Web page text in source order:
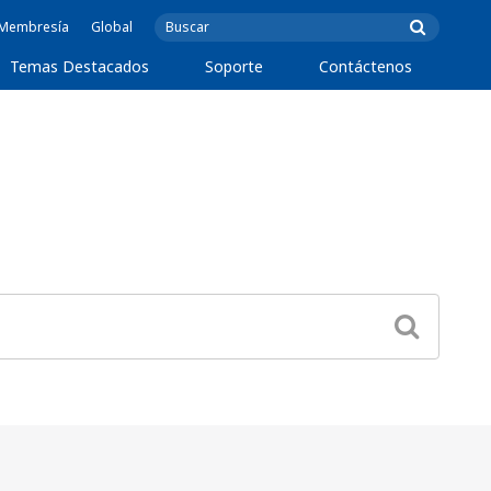
Global
Temas Destacados Soporte Contáctenos